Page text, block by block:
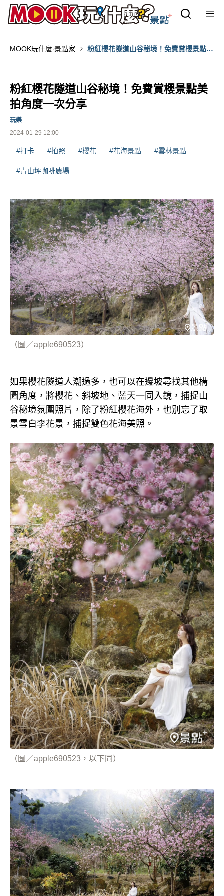
MOOK玩什麼‧景點家
粉紅櫻花隧道山谷秘境！免費賞櫻景點美
粉紅櫻花隧道山谷秘境！免費賞櫻景點美
拍角度一次分享
2024-01-29 12:00
玩樂
#打卡 #拍照 #櫻花 #花海景點 #雲林景點
#青山坪咖啡農場
（圖／apple690523）
如果櫻花隧道人潮過多，也可以在邊坡尋找其他構
圖角度，將櫻花、斜坡地、藍天一同入鏡，捕捉山
谷秘境氛圍照片，除了粉紅櫻花海外，也別忘了取
景雪白李花景，捕捉雙色花海美照。
（圖／apple690523，以下同）